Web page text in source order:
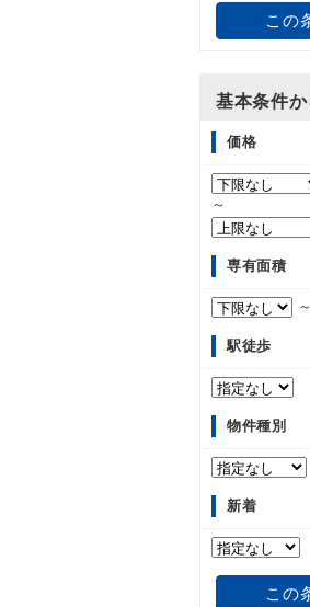
この
基本条件
価格
～
専有面積
～
駅徒歩
物件種別
新着
この